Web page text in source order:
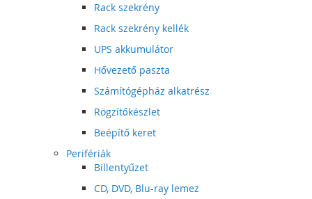
Rack szekrény
Rack szekrény kellék
UPS akkumulátor
Hővezető paszta
Számítógépház alkatrész
Rögzítőkészlet
Beépítő keret
Perifériák
Billentyűzet
CD, DVD, Blu-ray lemez